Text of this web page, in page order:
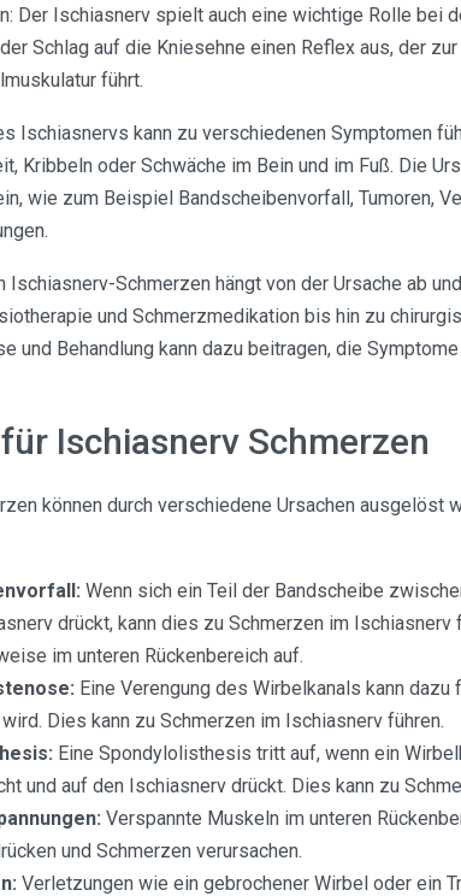
Der Ischiasnerv spielt auch eine wichtige Rolle bei
Schlag auf die Kniesehne einen Reflex aus, der
führt.
Ischiasnervs kann zu verschiedenen Symptomen
Kribbeln oder Schwäche im Bein und im Fuß. Die
wie zum Beispiel Bandscheibenvorfall, Tumoren,
Ischiasnerv-Schmerzen hängt von der Ursache ab
und Schmerzmedikation bis hin zu
und Behandlung kann dazu beitragen, die
Ischiasnerv Schmerzen
können durch verschiedene Ursachen ausgelöst
Wenn sich ein Teil der Bandscheibe
drückt, kann dies zu Schmerzen im Ischiasnerv
im unteren Rückenbereich auf.
Eine Verengung des Wirbelkanals kann
Dies kann zu Schmerzen im Ischiasnerv führen.
Eine Spondylolisthesis tritt auf, wenn ein
und auf den Ischiasnerv drückt. Dies kann zu
Verspannte Muskeln im unteren
und Schmerzen verursachen.
Verletzungen wie ein gebrochener Wirbel oder ein